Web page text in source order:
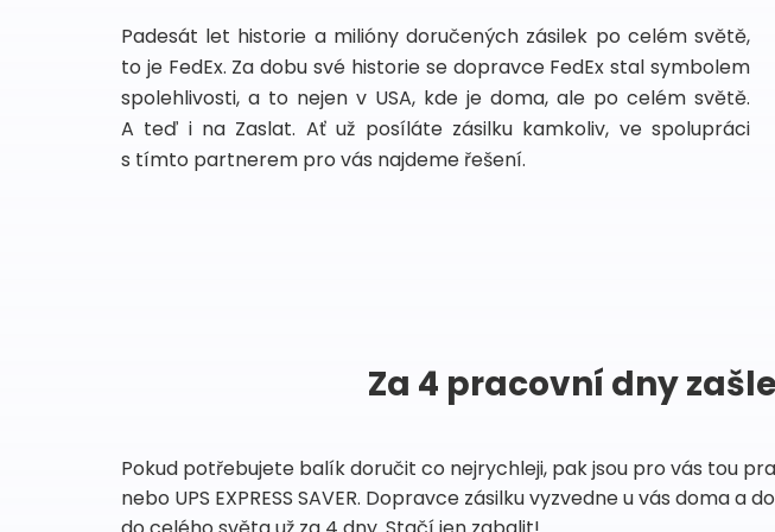
Padesát let historie a milióny doručených zásilek po celém světě,
to je FedEx. Za dobu své historie se dopravce FedEx stal symbolem
spolehlivosti, a to nejen v USA, kde je doma, ale po celém světě.
A teď i na Zaslat. Ať už posíláte zásilku kamkoliv, ve spolupráci
s tímto partnerem pro vás najdeme řešení.
Za 4 pracovní dny
Pokud potřebujete balík doručit co nejrychleji, pak jsou pro vás tou
nebo UPS EXPRESS SAVER. Dopravce zásilku vyzvedne u vás